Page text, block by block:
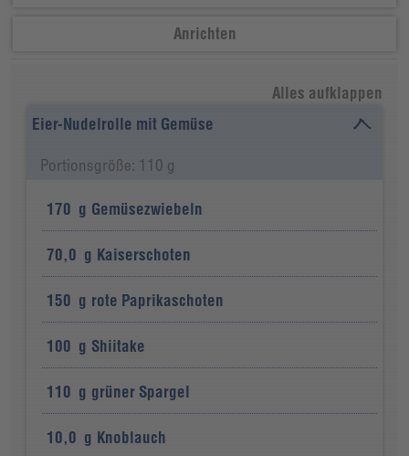
Anrichten
Alles aufklappen
Eier-Nudelrolle mit Gemüse
Portionsgröße: 110 g
170 g Gemüsezwiebeln
70,0 g Kaiserschoten
150 g rote Paprikaschoten
100 g Shiitake
110 g grüner Spargel
10,0 g Knoblauch